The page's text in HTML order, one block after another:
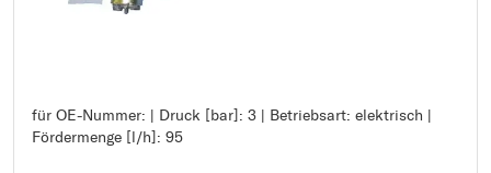
für OE-Nummer: | Druck [bar]: 3 | Betriebsart: elektrisch |
Fördermenge [l/h]: 95
für OE-Nummer:
Druck [bar]: 3